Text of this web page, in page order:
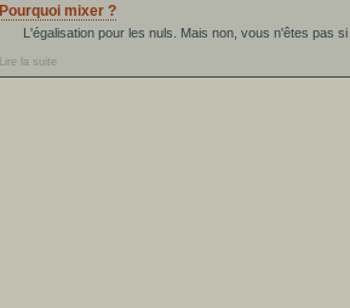
Pourquoi mixer ?
L'égalisation pour les nuls. Mais non, vous n'êtes pas
Lire la suite